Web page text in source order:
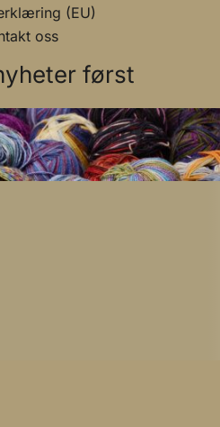
(EU)
oss
først